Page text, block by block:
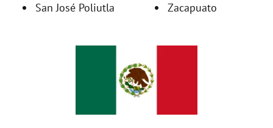
San José Poliutla
Zacapuato